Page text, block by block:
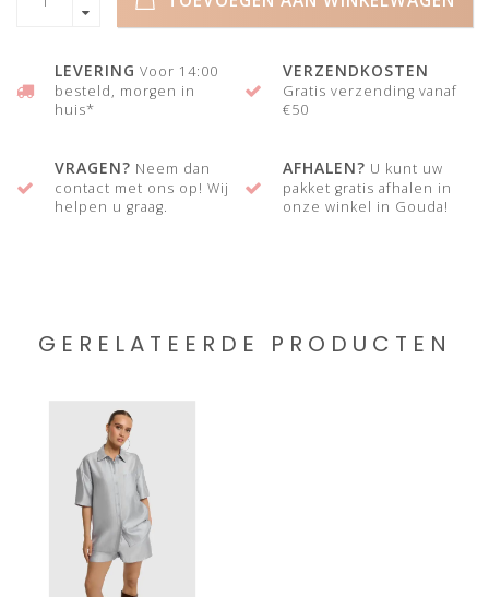
LEVERING Voor 14:00
besteld, morgen in
huis*
VERZENDKOSTEN
Gratis verzending vanaf
€50
VRAGEN? Neem dan
contact met ons op! Wij
helpen u graag.
AFHALEN? U kunt uw
pakket gratis afhalen in
onze winkel in Gouda!
GERELATEERDE PRODUCTEN